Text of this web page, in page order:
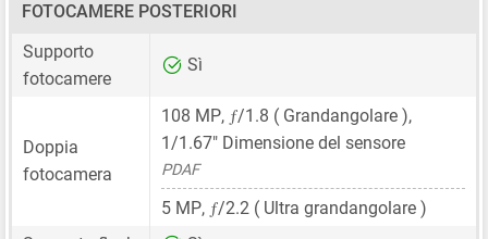
FOTOCAMERE POSTERIORI
Supporto
fotocamere
Sì
Doppia
fotocamera
108 MP, ƒ/1.8 ( Grandangolare ),
1/1.67" Dimensione del sensore
PDAF
5 MP, ƒ/2.2 ( Ultra grandangolare )